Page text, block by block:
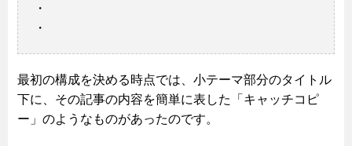
・
・
最初の構成を決める時点では、小テーマ部分のタイトル
下に、その記事の内容を簡単に表した「キャッチコピ
ー」のようなものがあったのです。